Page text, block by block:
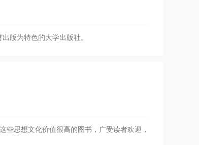
版为特色的大学出版社。
思想文化价值很高的图书，广受读者欢迎，